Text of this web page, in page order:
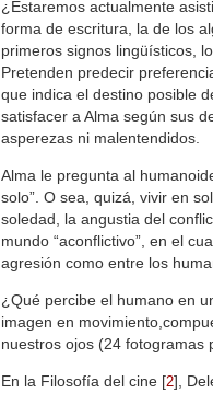
¿Estaremos actualmente
forma de escritura, la de los
primeros signos lingüísticos,
Pretenden predecir
que indica el destino posible
satisfacer a Alma según sus
asperezas ni malentendidos.
Alma le pregunta al
solo”. O sea, quizá, vivir en
soledad, la angustia del
mundo “aconflictivo”, en el
agresión como entre los
¿Qué percibe el humano en
imagen en
nuestros ojos (24 fotogramas
En la Filosofía del cine [2] ,